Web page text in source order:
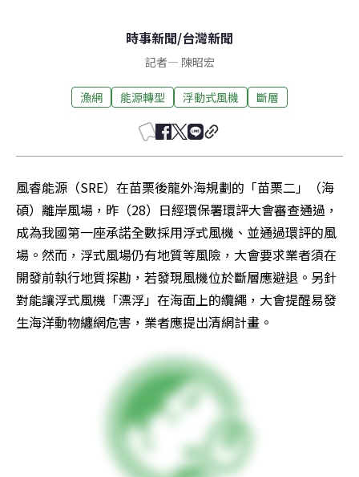
時事新聞/台灣新聞
記者— 陳昭宏
漁網 能源轉型 浮動式風機 斷層
風睿能源（SRE）在苗栗後龍外海規劃的「苗栗二」（海
碩）離岸風場，昨（28）日經環保署環評大會審查通過，
成為我國第一座承諾全數採用浮式風機、並通過環評的風
場。然而，浮式風場仍有地質等風險，大會要求業者須在
開發前執行地質探勘，若發現風機位於斷層應避退。另針
對能讓浮式風機「漂浮」在海面上的纜繩，大會提醒易發
生海洋動物纏網危害，業者應提出清網計畫。